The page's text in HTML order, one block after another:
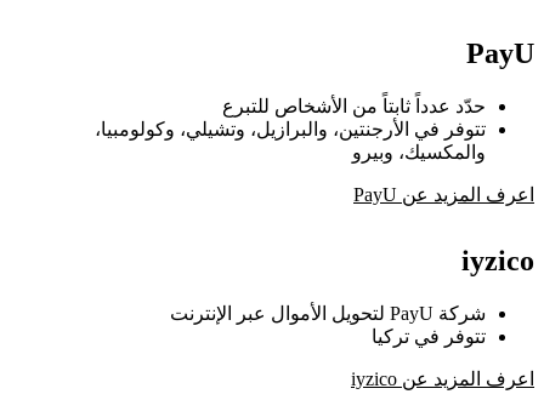
PayU
حدّد عدداً ثابتاً من الأشخاص للتبرع
تتوفر في الأرجنتين، والبرازيل، وتشيلي، وكولومبيا،
والمكسيك، وبيرو
اعرف المزيد عن PayU
iyzico
شركة PayU لتحويل الأموال عبر الإنترنت
تتوفر في تركيا
اعرف المزيد عن iyzico